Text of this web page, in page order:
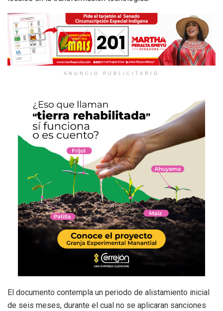
ANUNCIO PUBLICITARIO
El documento contempla un periodo de alistamiento inicial
de seis meses, durante el cual no se aplicaran sanciones